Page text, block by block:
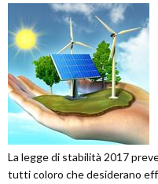
La legge di stabilità 2017
tutti coloro che desiderano